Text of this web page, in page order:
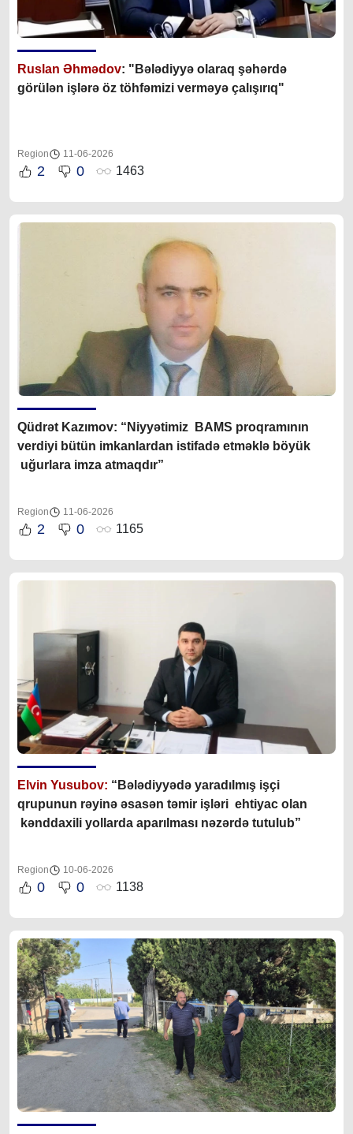
Ruslan Əhmədov: "Bələdiyyə olaraq şəhərdə
görülən işlərə öz töhfəmizi verməyə çalışırıq"
Region 11-06-2026
2 0 1463
Qüdrət Kazımov: “Niyyətimiz BAMS proqramının
verdiyi bütün imkanlardan istifadə etməklə böyük
uğurlara imza atmaqdır”
Region 11-06-2026
2 0 1165
Elvin Yusubov: “Bələdiyyədə yaradılmış işçi
qrupunun rəyinə əsasən təmir işləri ehtiyac olan
kənddaxili yollarda aparılması nəzərdə tutulub”
Region 10-06-2026
0 0 1138